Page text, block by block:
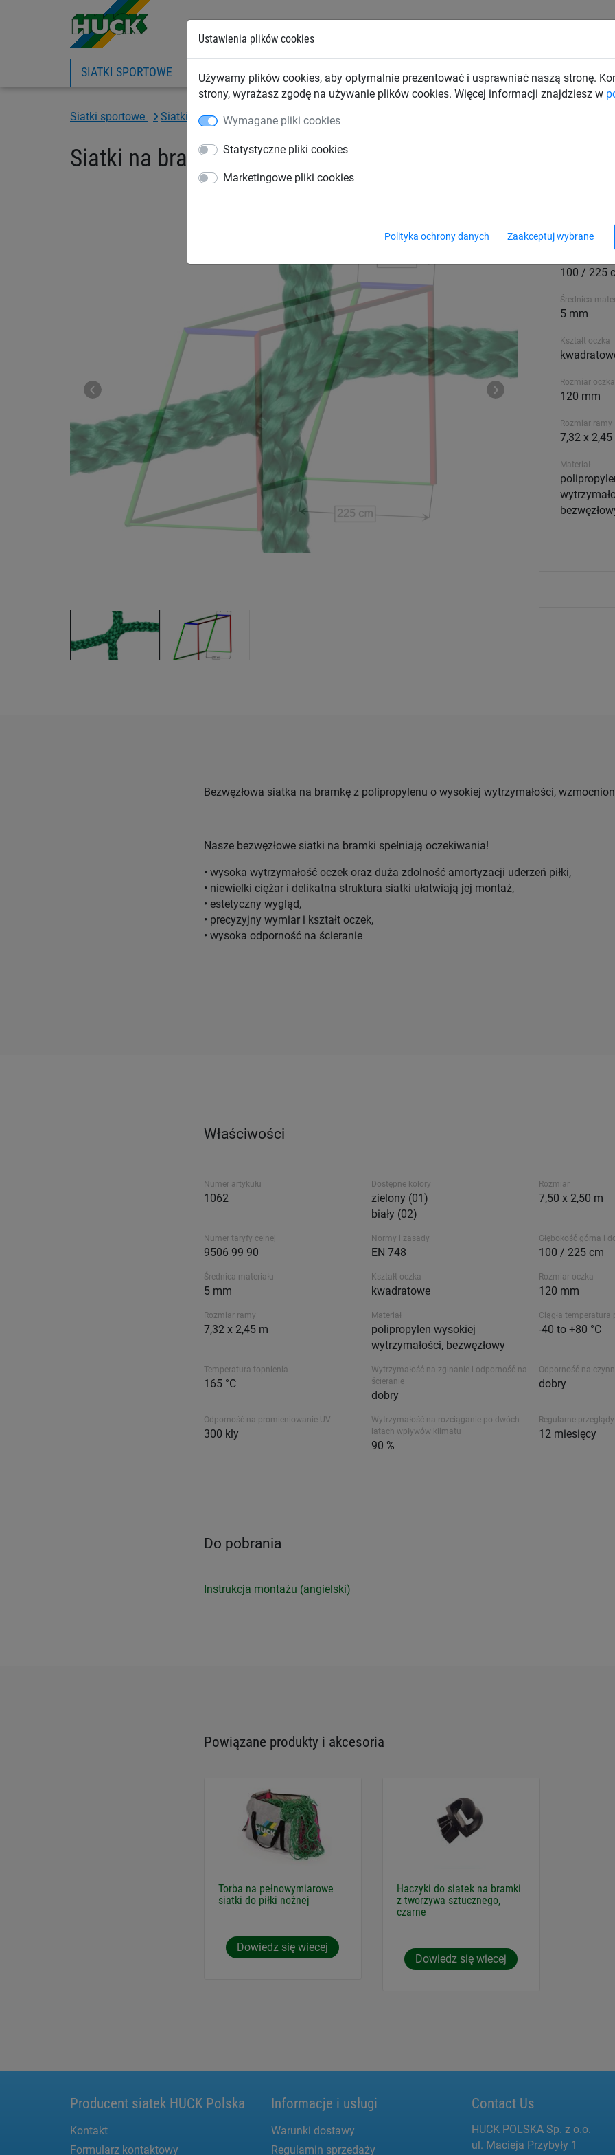
Ustawienia plików cookies
Używamy plików cookies, aby optymalnie prezentować i usprawniać naszą stronę.
strony, wyrażasz zgodę na używanie plików cookies. Więcej informacji znajdziesz w
Wymagane pliki cookies
Statystyczne pliki cookies
Marketingowe pliki cookies
Polityka ochrony danych Zaakceptuj wybrane
SIATKI SPORTOWE PIŁKOCHWYTY SIATKI PRZEMYSŁOWE SIATKI BUDOWLANE SIATKI
Siatki sportowe Siatki do piłki nożnej Siatki na bramki
Siatki na bramki do piłki nożnej (ø 5 mm, głębokość 100/
7,50 x 2,50
100 / 225
Średnica
5 mm
Kształt oczka
Rozmiar oczka
120 mm
Rozmiar ramy
7,32 x 2,45
Materiał
Bezwęzłowa siatka na bramkę z polipropylenu o wysokiej wytrzymałości,
Nasze bezwęzłowe siatki na bramki spełniają oczekiwania!
• wysoka wytrzymałość oczek oraz duża zdolność amortyzacji uderzeń piłki,
• niewielki ciężar i delikatna struktura siatki ułatwiają jej montaż,
• estetyczny wygląd,
• precyzyjny wymiar i kształt oczek,
• wysoka odporność na ścieranie
Właściwości
Numer artykułu
1062
Dostępne kolory
zielony (01)
biały (02)
Rozmiar
7,50 x 2,50 m
Numer taryfy celnej
9506 99 90
Normy i zasady
EN 748
Głębokość górna i
100 / 225 cm
Średnica materiału
5 mm
Kształt oczka
kwadratowe
Rozmiar oczka
120 mm
Rozmiar ramy
7,32 x 2,45 m
Materiał
polipropylen wysokiej
wytrzymałości, bezwęzłowy
Ciągła temperatura
-40 to +80 °C
Temperatura topnienia
165 °C
Wytrzymałość na zginanie i odporność na
ścieranie
dobry
Odporność na
dobry
Odporność na promieniowanie UV
300 kly
Wytrzymałość na rozciąganie po dwóch
latach wpływów klimatu
90 %
Regularne przeglądy
12 miesięcy
Do pobrania
Instrukcja montażu (angielski)
Powiązane produkty i akcesoria
Torba na pełnowymiarowe
siatki do piłki nożnej
Dowiedz się wiecej
Haczyki do siatek na bramki
z tworzywa sztucznego,
czarne
Dowiedz się wiecej
Producent siatek HUCK Polska
Kontakt
Formularz kontaktowy
Informacje i usługi
Warunki dostawy
Regulamin sprzedaży
Contact Us
HUCK POLSKA Sp. z o.o.
ul. Macieja Przybyły 1